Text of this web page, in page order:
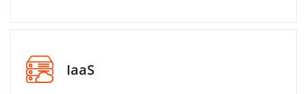
IaaS